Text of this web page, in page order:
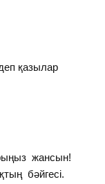
қазылар
жансын!
бәйгесі.